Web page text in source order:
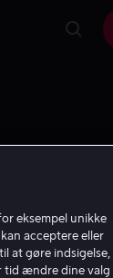
eksempel unikke
acceptere eller
at gøre indsigelse,
tid ændre dine valg